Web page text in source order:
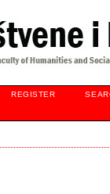
REGISTER